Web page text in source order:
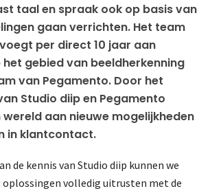
taal en spraak ook op basis van
gaan verrichten. Het team
per direct 10 jaar aan
gebied van beeldherkenning
van Pegamento. Door het
Studio diip en Pegamento
aan nieuwe mogelijkheden
in klantcontact.
de kennis van Studio diip kunnen we
volledig uitrusten met de